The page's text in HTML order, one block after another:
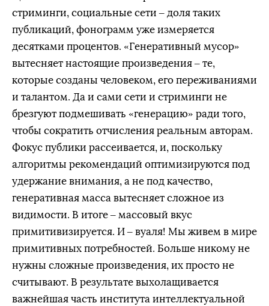
стриминги, социальные сети – доля таких
публикаций, фонограмм уже измеряется
десятками процентов. «Генеративный мусор»
вытесняет настоящие произведения – те,
которые созданы человеком, его переживаниями
и талантом. Да и сами сети и стриминги не
брезгуют подмешивать «генерацию» ради того,
чтобы сократить отчисления реальным авторам.
Фокус публики рассеивается, и, поскольку
алгоритмы рекомендаций оптимизируются под
удержание внимания, а не под качество,
генеративная масса вытесняет сложное из
видимости. В итоге – массовый вкус
примитивизируется. И – вуаля! Мы живем в мире
примитивных потребностей. Больше никому не
нужны сложные произведения, их просто не
считывают. В результате выхолащивается
важнейшая часть института интеллектуальной